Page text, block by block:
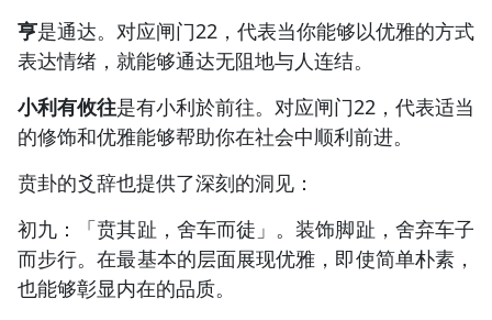
亨是通达。对应闸门22，代表当你能够以优雅的方式
表达情绪，就能够通达无阻地与人连结。
小利有攸往是有小利於前往。对应闸门22，代表适当
的修饰和优雅能够帮助你在社会中顺利前进。
贲卦的爻辞也提供了深刻的洞见：
初九：「贲其趾，舍车而徒」。装饰脚趾，舍弃车子
而步行。在最基本的层面展现优雅，即使简单朴素，
也能够彰显内在的品质。